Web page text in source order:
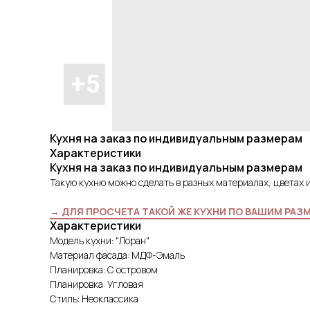
Кухня на заказ по индивидуальным размерам
Характеристики
Кухня на заказ по индивидуальным размерам
Такую кухню можно сделать в разных материалах,
→ ДЛЯ ПРОСЧЕТА ТАКОЙ ЖЕ КУХНИ ПО ВАШИМ
Характеристики
Модель кухни: "Лоран"
Материал фасада: МДФ-Эмаль
Планировка: С островом
Планировка: Угловая
Стиль: Неоклассика